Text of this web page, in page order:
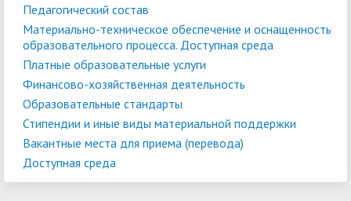
Педагогический состав
Материально-техническое обеспечение и оснащенность
образовательного процесса. Доступная среда
Платные образовательные услуги
Финансово-хозяйственная деятельность
Образовательные стандарты
Стипендии и иные виды материальной поддержки
Вакантные места для приема (перевода)
Доступная среда